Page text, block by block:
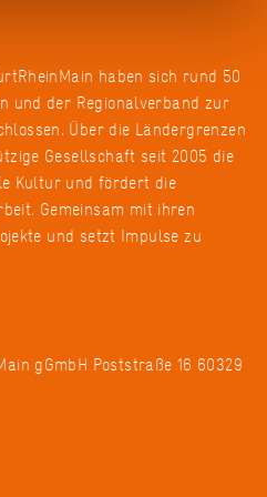
haben sich rund 50
und der Regionalverband zur
Über die Ländergrenzen
Gesellschaft seit 2005 die
Kultur und fördert die
Gemeinsam mit ihren
und setzt Impulse zu
gGmbH Poststraße 16 60329